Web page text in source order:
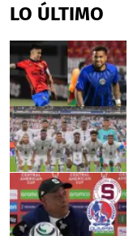
of
5
43
seconds
LO ÚLTIMO